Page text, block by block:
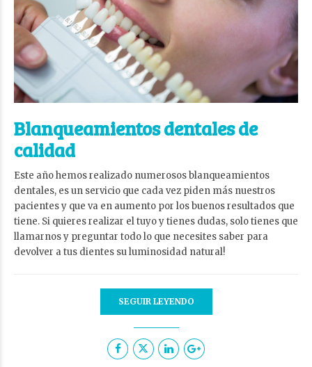
Blanqueamientos dentales de
calidad
Este año hemos realizado numerosos blanqueamientos
dentales, es un servicio que cada vez piden más nuestros
pacientes y que va en aumento por los buenos resultados que
tiene. Si quieres realizar el tuyo y tienes dudas, solo tienes que
llamarnos y preguntar todo lo que necesites saber para
devolver a tus dientes su luminosidad natural!
SEGUIR LEYENDO